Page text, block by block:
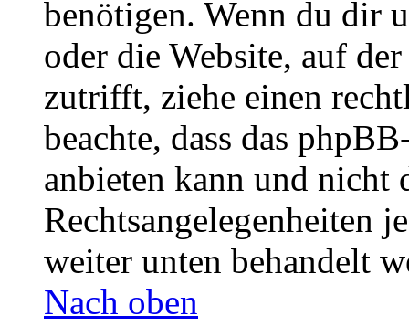
benötigen. Wenn du dir
oder die Website, auf
zutrifft, ziehe einen
beachte, dass das
anbieten kann und nicht
Rechtsangelegenheiten
weiter unten behandelt
Nach oben